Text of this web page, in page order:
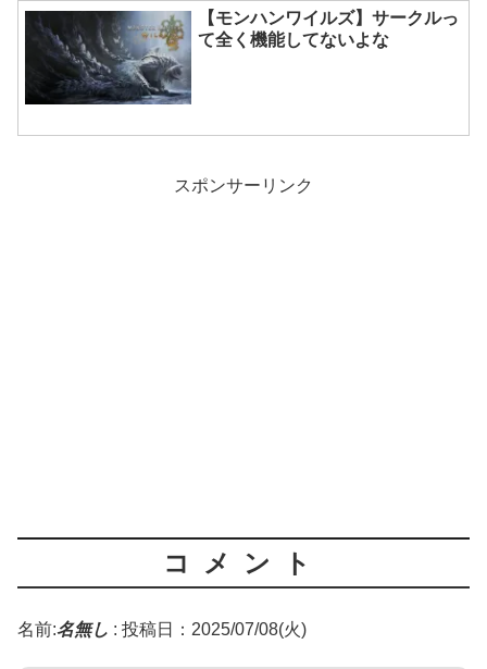
【モンハンワイルズ】サークルっ
て全く機能してないよな
スポンサーリンク
コメント
名前:名無し : 投稿日：2025/07/08(火)